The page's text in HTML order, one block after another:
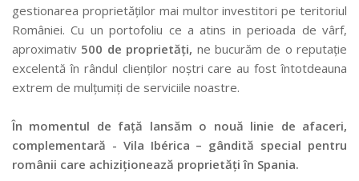
gestionarea proprietăților mai multor investitori pe teritoriul
României. Cu un portofoliu ce a atins in perioada de vârf,
aproximativ 500 de proprietăți, ne bucurăm de o reputație
excelentă în rândul clienților noștri care au fost întotdeauna
extrem de mulțumiți de serviciile noastre.
În momentul de față lansăm o nouă linie de afaceri,
complementară - Vila Ibérica – gândită special pentru
românii care achiziționează proprietăți în Spania.